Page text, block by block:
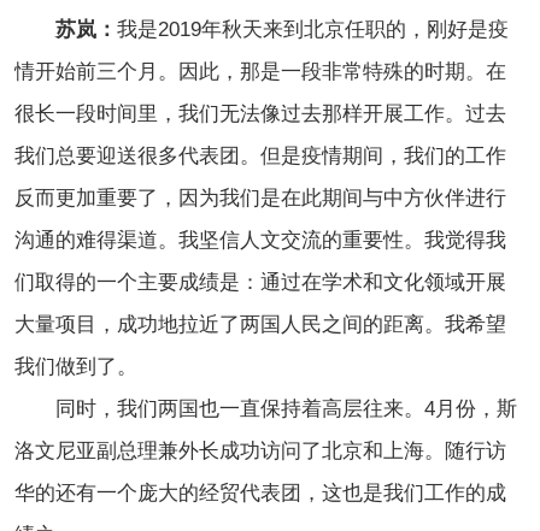
苏岚： 我是2019年秋天来到北京任职的，刚好是疫
情开始前三个月。因此，那是一段非常特殊的时期。在
很长一段时间里，我们无法像过去那样开展工作。过去
我们总要迎送很多代表团。但是疫情期间，我们的工作
反而更加重要了，因为我们是在此期间与中方伙伴进行
沟通的难得渠道。我坚信人文交流的重要性。我觉得我
们取得的一个主要成绩是：通过在学术和文化领域开展
大量项目，成功地拉近了两国人民之间的距离。我希望
我们做到了。
同时，我们两国也一直保持着高层往来。4月份，斯
洛文尼亚副总理兼外长成功访问了北京和上海。随行访
华的还有一个庞大的经贸代表团，这也是我们工作的成